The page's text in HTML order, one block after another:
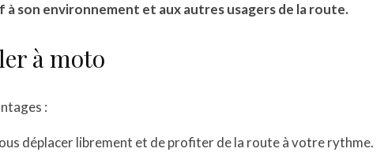
son environnement et aux autres usagers de la route.
à moto
:
déplacer librement et de profiter de la route à votre rythme.